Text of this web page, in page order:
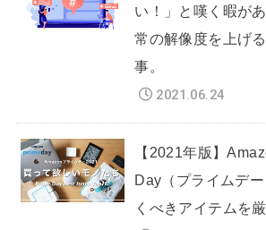
い！」と嘆く暇が
常の解像度を上げ
事。
2021.06.24
【2021年版】
Day（プライムデ
くべきアイテムを